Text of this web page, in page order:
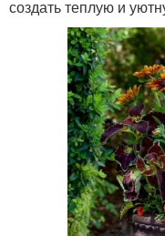
создать теплую и